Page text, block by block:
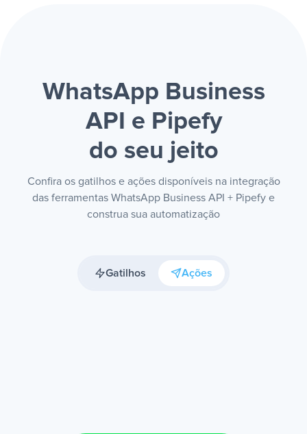
WhatsApp Business
API e Pipefy
do seu jeito
Confira os gatilhos e ações disponíveis na integração
das ferramentas WhatsApp Business API + Pipefy e
construa sua automatização
Gatilhos Ações